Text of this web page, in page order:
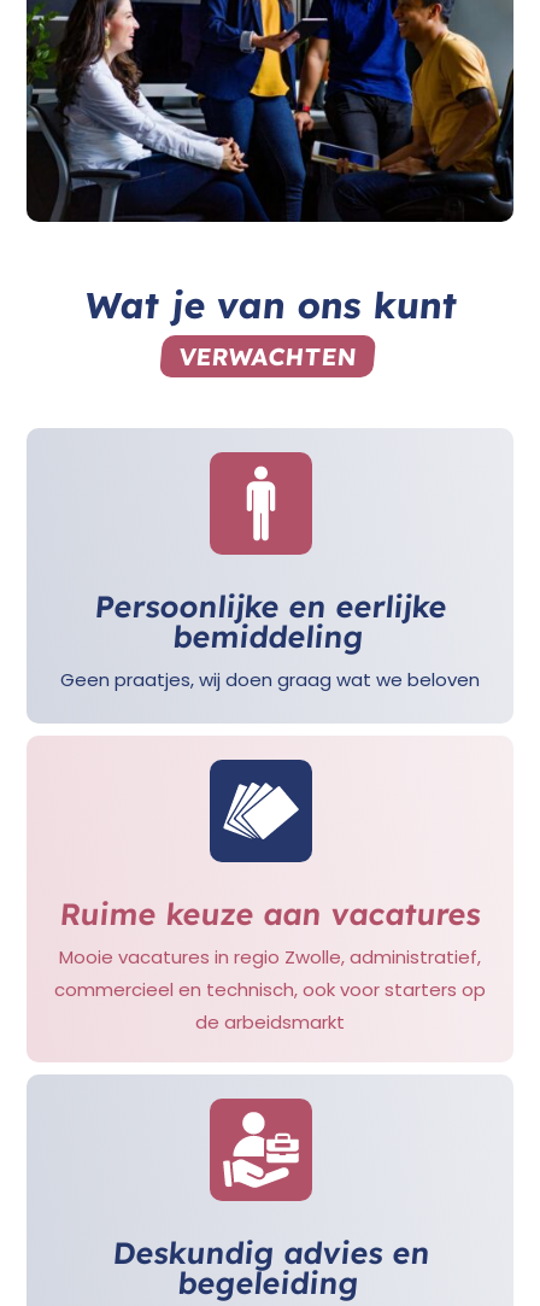
Wat je van ons kunt
VERWACHTEN
Persoonlijke en eerlijke
bemiddeling
Geen praatjes, wij doen graag wat we beloven
Ruime keuze aan vacatures
Mooie vacatures in regio Zwolle, administratief,
commercieel en technisch, ook voor starters op
de arbeidsmarkt
Deskundig advies en
begeleiding